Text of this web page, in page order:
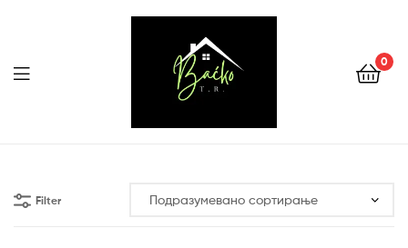
Backo
0
Menu
Filter